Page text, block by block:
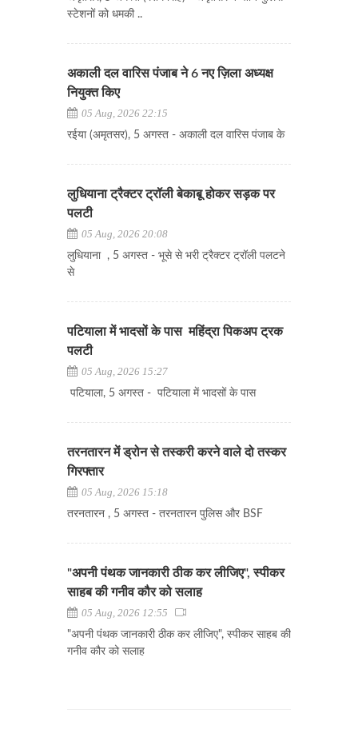
स्टेशनों को धमकी ..
अकाली दल वारिस पंजाब ने 6 नए ज़िला अध्यक्ष
नियुक्त किए
05 Aug, 2026 22:15
रईया (अमृतसर), 5 अगस्त - अकाली दल वारिस पंजाब के
लुधियाना ट्रैक्टर ट्रॉली बेकाबू होकर सड़क पर
पलटी
05 Aug, 2026 20:08
लुधियाना , 5 अगस्त - भूसे से भरी ट्रैक्टर ट्रॉली पलटने
से
पटियाला में भादसों के पास महिंद्रा पिकअप ट्रक
पलटी
05 Aug, 2026 15:27
पटियाला, 5 अगस्त - पटियाला में भादसों के पास
तरनतारन में ड्रोन से तस्करी करने वाले दो तस्कर
गिरफ्तार
05 Aug, 2026 15:18
तरनतारन , 5 अगस्त - तरनतारन पुलिस और BSF
"अपनी पंथक जानकारी ठीक कर लीजिए", स्पीकर
साहब की गनीव कौर को सलाह
05 Aug, 2026 12:55
"अपनी पंथक जानकारी ठीक कर लीजिए", स्पीकर साहब की
गनीव कौर को सलाह